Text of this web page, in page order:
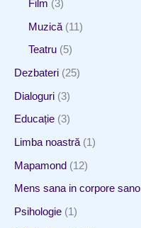
Film (3)
Muzică (11)
Teatru (5)
Dezbateri (25)
Dialoguri (3)
Educație (3)
Limba noastră (1)
Mapamond (12)
Mens sana in corpore sano
Psihologie (1)